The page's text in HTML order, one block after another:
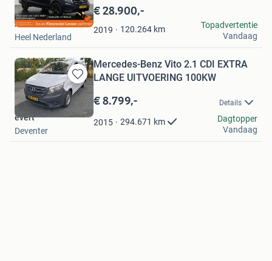
in
Mijn
Favorieten
€ 28.900,-
2019 120.264 km
Action Lease
Heel Nederland
Topadvertentie
Vandaag
Bewaren
in
Mijn
Favorieten
Mercedes-Benz Vito 2.1 CDI EXTRA
LANGE UITVOERING 100KW
€ 8.799,- Details
2015 294.671 km
evert
Deventer
Dagtopper
Vandaag